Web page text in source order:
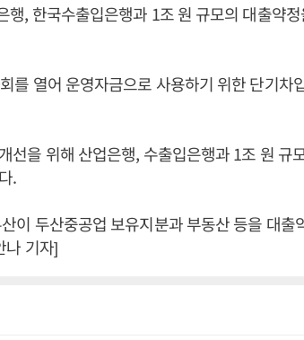
행, 한국수출입은행과 1조 원 규모의 대출약
를 열어 운영자금으로 사용하기 위한 단기차
선을 위해 산업은행, 수출입은행과 1조 원 규
.
이 두산중공업 보유지분과 부동산 등을 대출
나 기자]